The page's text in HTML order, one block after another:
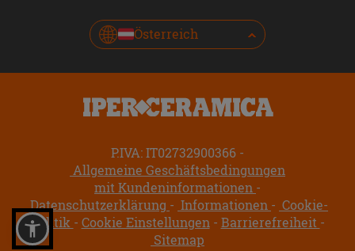
Österreich
P.IVA: IT02732900366
Allgemeine Geschäftsbedingungen
mit Kundeninformationen
Datenschutzerklärung
Informationen
Cookie-
Politik
Cookie Einstellungen
Barrierefreiheit
Sitemap